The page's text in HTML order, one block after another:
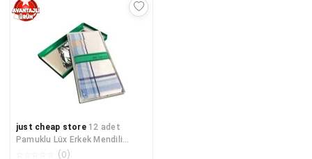
just cheap store 12 adet
Pamuklu Lüx Erkek Mendili
(0)